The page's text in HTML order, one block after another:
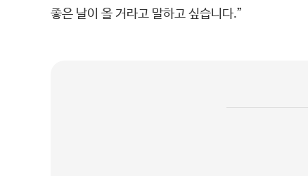
좋은 날이 올 거라고 말하고 싶습니다.”